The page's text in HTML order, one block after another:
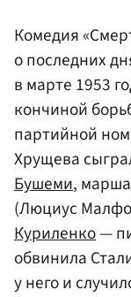
Комедия
о последних
в марте 1953
кончиной
партийной
Хрущева
Бушеми,
(Люциус
Куриленко—
обвинила
у него и